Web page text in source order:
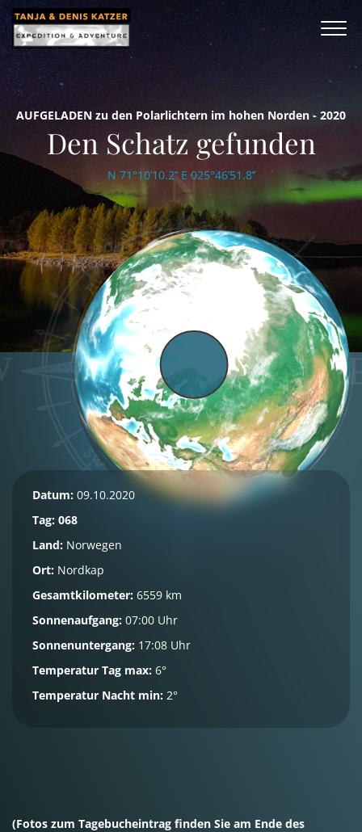
AUFGELADEN zu den Polarlichtern im hohen Norden - 2020
Den Schatz gefunden
N 71°10’10.2’’ E 025°46’51.8’’
Datum: 09.10.2020
Tag: 068
Land: Norwegen
Ort: Nordkap
Gesamtkilometer: 6559 km
Sonnenaufgang: 07:00 Uhr
Sonnenuntergang: 17:08 Uhr
Temperatur Tag max: 6°
Temperatur Nacht min: 2°
(Fotos zum Tagebucheintrag finden Sie am Ende des